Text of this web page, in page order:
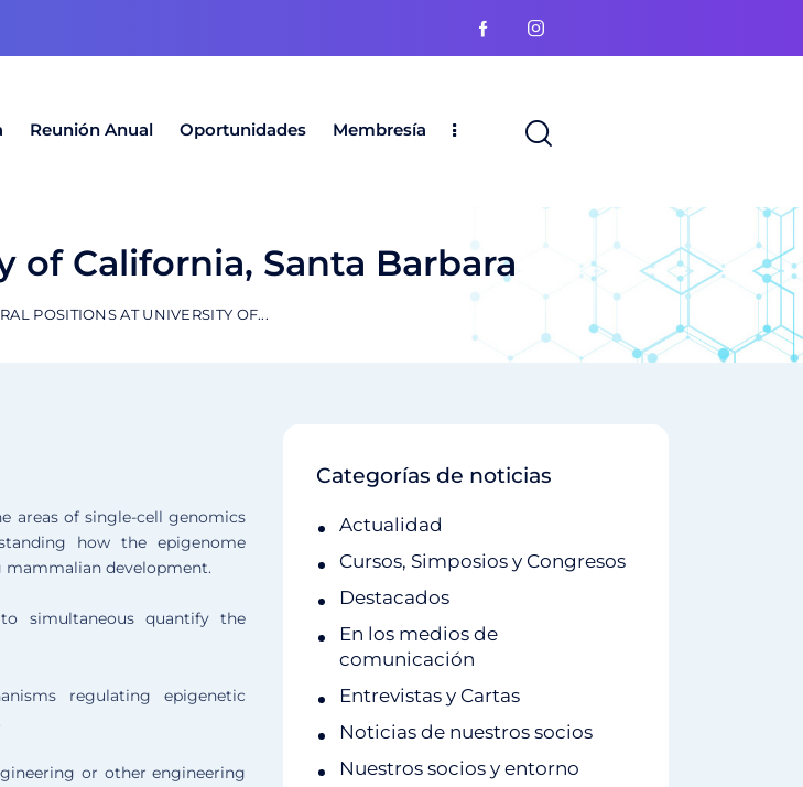
Reunión Anual Oportunidades Membresía
California, Santa Barbara
POSITIONS AT UNIVERSITY OF...
areas of single-cell genomics
how the epigenome
mammalian development.
simultaneous quantify the
regulating epigenetic
or other engineering
Categorías de noticias
Actualidad
Cursos, Simposios y Congresos
Destacados
En los medios de
comunicación
Entrevistas y Cartas
Noticias de nuestros socios
Nuestros socios y entorno